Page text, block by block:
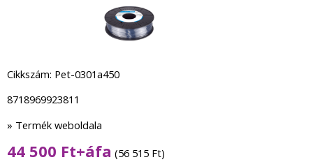
Cikkszám: Pet-0301a450
8718969923811
» Termék weboldala
44 500 Ft+áfa (56 515 Ft)